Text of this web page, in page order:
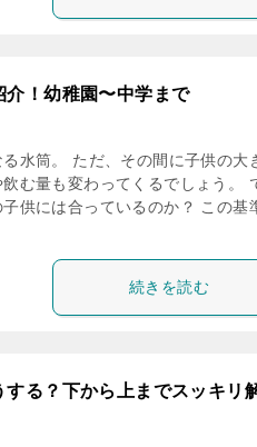
介！幼稚園〜中学まで
水筒。 ただ、その間に子供の大
む量も変わってくるでしょう。
供には合っているのか？ この基
続きを読む
する？下から上までスッキリ